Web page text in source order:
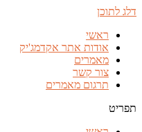
דלג לתוכן
ראשי
אודות אתר אקדמג'יק
מאמרים
צור קשר
תרגום מאמרים
תפריט